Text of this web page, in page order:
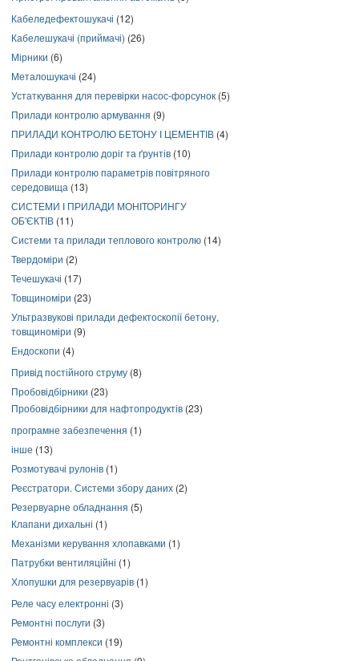
Кабеледефектошукачі (12)
Кабелешукачі (приймачі) (26)
Мірники (6)
Металошукачі (24)
Устаткування для перевірки насос-форсунок (5)
Прилади контролю армування (9)
ПРИЛАДИ КОНТРОЛЮ БЕТОНУ І ЦЕМЕНТІВ (4)
Прилади контролю доріг та ґрунтів (10)
Прилади контролю параметрів повітряного
середовища (13)
СИСТЕМИ І ПРИЛАДИ МОНІТОРИНГУ
ОБ'ЄКТІВ (11)
Системи та прилади теплового контролю (14)
Твердоміри (2)
Течешукачі (17)
Товщиноміри (23)
Ультразвукові прилади дефектоскопії бетону,
товщиноміри (9)
Ендоскопи (4)
Привід постійного струму (8)
Пробовідбірники (23)
Пробовідбірники для нафтопродуктів (23)
програмне забезпечення (1)
інше (13)
Розмотувачі рулонів (1)
Реєстратори. Системи збору даних (2)
Резервуарне обладнання (5)
Клапани дихальні (1)
Механізми керування хлопавками (1)
Патрубки вентиляційні (1)
Хлопушки для резервуарів (1)
Реле часу електронні (3)
Ремонтні послуги (3)
Ремонтні комплекси (19)